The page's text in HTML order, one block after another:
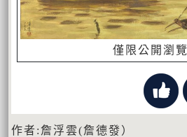
僅限公開瀏覽
作者:詹浮雲(詹德發）